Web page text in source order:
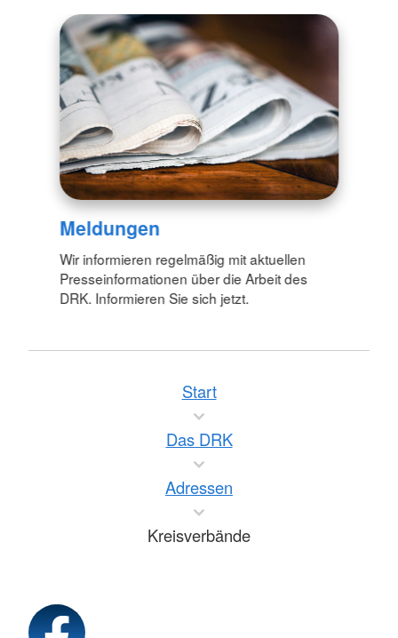
Meldungen
Wir informieren regelmäßig mit aktuellen
Presseinformationen über die Arbeit des
DRK. Informieren Sie sich jetzt.
Start
Das DRK
Adressen
Kreisverbände